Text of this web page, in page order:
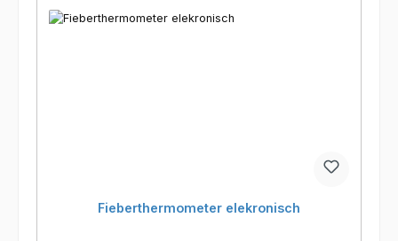
Fieberthermometer elekronisch